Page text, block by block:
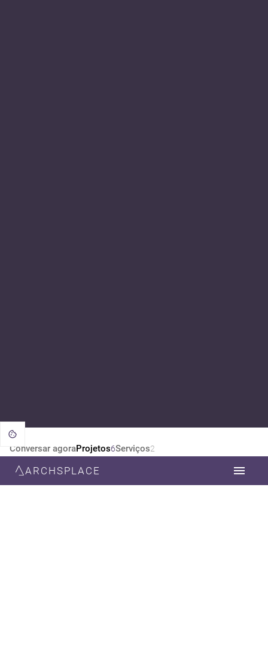
ARCHSPLACE
Conversar agoraProjetos6Serviços2
CATEGORIA
TODOS DESIGN DE INTERIORES ARQUITETURA